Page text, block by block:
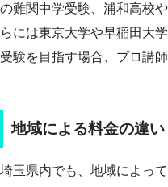
の難関中学受験、浦和高校
らには東京大学や早稲田大
受験を目指す場合、プロ講
地域による料金の違い
埼玉県内でも、地域によっ